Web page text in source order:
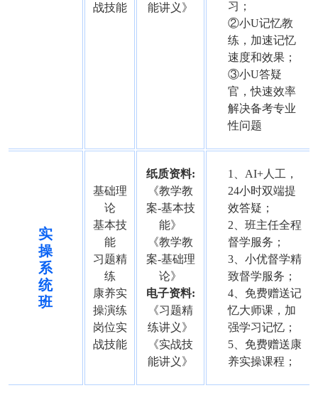
战技能
能讲义》
习；
②小U记忆教
练，加速记忆
速度和效果；
③小U答疑
官，快速效率
解决备考专业
性问题
实
操
系
统
班
基础理
论
基本技
能
习题精
练
康养实
操演练
岗位实
战技能
纸质资料:
《教学教
案-基本技
能》
《教学教
案-基础理
论》
电子资料:
《习题精
练讲义》
《实战技
能讲义》
1、AI+人工，
24小时双端提
效答疑；
2、班主任全程
督学服务；
3、小优督学精
致督学服务；
4、免费赠送记
忆大师课，加
强学习记忆；
5、免费赠送康
养实操课程；